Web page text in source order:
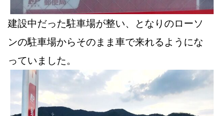
建設中だった駐車場が整い、となりのローソ
ンの駐車場からそのまま車で来れるようにな
っていました。